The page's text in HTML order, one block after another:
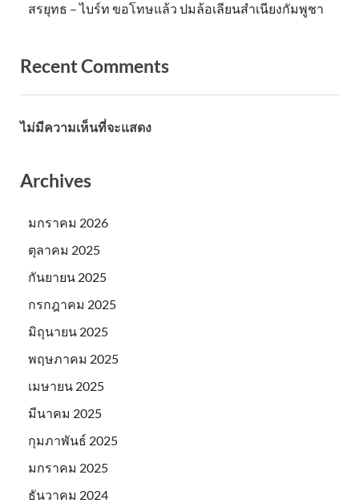
สรยุทธ – ไบร์ท ขอโทษแล้ว ปมล้อเลียนสำเนียงกัมพูชา
Recent Comments
ไม่มีความเห็นที่จะแสดง
Archives
มกราคม 2026
ตุลาคม 2025
กันยายน 2025
กรกฎาคม 2025
มิถุนายน 2025
พฤษภาคม 2025
เมษายน 2025
มีนาคม 2025
กุมภาพันธ์ 2025
มกราคม 2025
ธันวาคม 2024